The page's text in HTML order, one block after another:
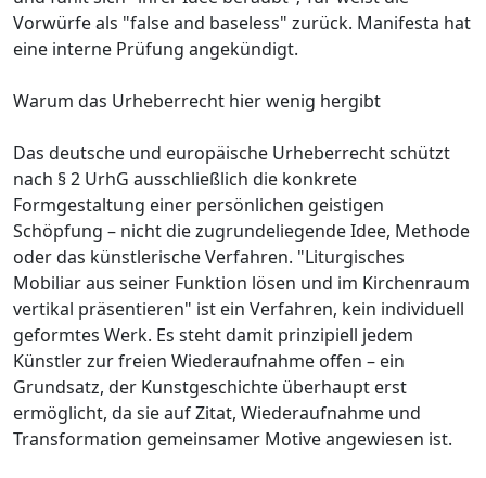
Vorwürfe als "false and baseless" zurück. Manifesta hat
eine interne Prüfung angekündigt.
Warum das Urheberrecht hier wenig hergibt
Das deutsche und europäische Urheberrecht schützt
nach § 2 UrhG ausschließlich die konkrete
Formgestaltung einer persönlichen geistigen
Schöpfung – nicht die zugrundeliegende Idee, Methode
oder das künstlerische Verfahren. "Liturgisches
Mobiliar aus seiner Funktion lösen und im Kirchenraum
vertikal präsentieren" ist ein Verfahren, kein individuell
geformtes Werk. Es steht damit prinzipiell jedem
Künstler zur freien Wiederaufnahme offen – ein
Grundsatz, der Kunstgeschichte überhaupt erst
ermöglicht, da sie auf Zitat, Wiederaufnahme und
Transformation gemeinsamer Motive angewiesen ist.